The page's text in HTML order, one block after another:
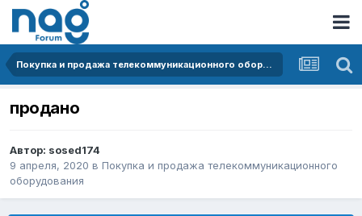
Покупка и продажа телекоммуникационного оборудования
продано
Автор: sosed174
9 апреля, 2020 в Покупка и продажа телекоммуникационного
оборудования